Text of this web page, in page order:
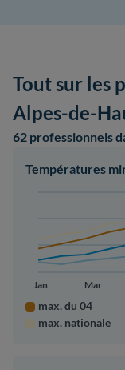
Tout sur les
Alpes-de-
62 professionnels
Températures
Jan Mar
max. du 04
max. nationale